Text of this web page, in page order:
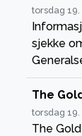
torsdag
sjekke
The
torsdag
The